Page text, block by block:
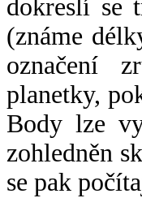
dokreslí se
(známe
označení
planetky,
Body lze
zohledněn
se pak